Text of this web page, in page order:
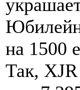
на 1500
Так, XJR